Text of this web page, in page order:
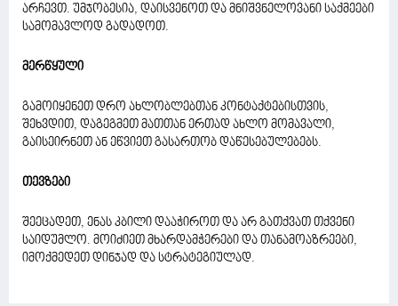
არჩევთ. უმჯობესია, დაისვენოთ და მნიშვნელოვანი საქმეები
სამომავლოდ გადადოთ.
მერწყული
გამოიყენეთ დრო ახლობლებთან კონტაქტებისთვის,
შეხვდით, დაგეგმეთ მათთან ერთად ახლო მომავალი,
გაისეირნეთ ან ეწვიეთ გასართობ დაწესებულებებს.
თევზები
შეეცადეთ, ენას კბილი დააჭიროთ და არ გათქვათ თქვენი
საიდუმლო. მოიძიეთ მხარდამჭერები და თანამოაზრეები,
იმოქმედეთ დინჯად და სტრატეგიულად.